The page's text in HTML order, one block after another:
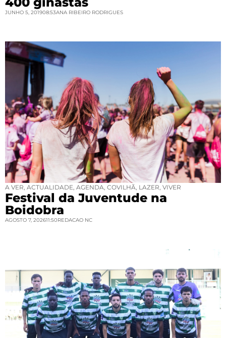
JUNHO 5, 201908:53ANA RIBEIRO RODRIGUES
A VER ACTUALIDADE AGENDA COVILHÃ LAZER VIVER
Festival da Juventude na
Boidobra
AGOSTO 7, 202611:50REDACAO NC